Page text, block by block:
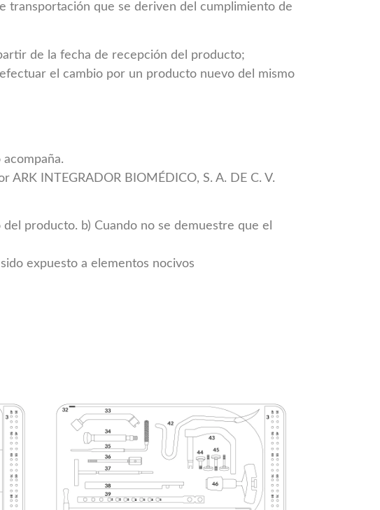
transportación que se deriven del cumplimiento de
de la fecha de recepción del producto;
el cambio por un producto nuevo del mismo
INTEGRADOR BIOMÉDICO, S. A. DE C. V.
producto. b) Cuando no se demuestre que el
expuesto a elementos nocivos